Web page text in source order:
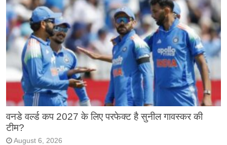
वनडे वर्ल्ड कप 2027 के लिए परफेक्ट है सुनील गावस्कर की
टीम?
August 6, 2026